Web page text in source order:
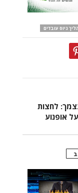
גיוס עובדים
לחצות
אופנוע